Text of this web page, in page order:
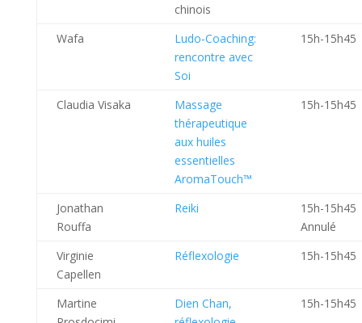
chinois
Wafa
Ludo-Coaching:
rencontre avec
Soi
15h-15h45
Claudia Visaka
Massage
thérapeutique
aux huiles
essentielles
AromaTouch™
15h-15h45
Jonathan
Rouffa
Reiki
15h-15h45
Annulé
Virginie
Capellen
Réflexologie 15h-15h45
Martine
Dien Chan,
15h-15h45